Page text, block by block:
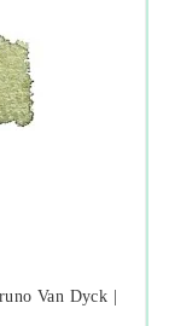
Van Dyck |